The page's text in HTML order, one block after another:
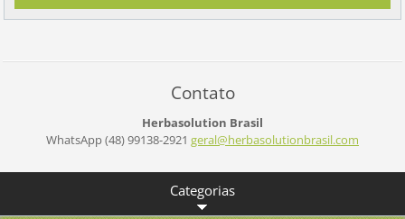
Contato
Herbasolution Brasil
WhatsApp (48) 99138-2921 geral@herbasolutionbrasil.com
Categorias